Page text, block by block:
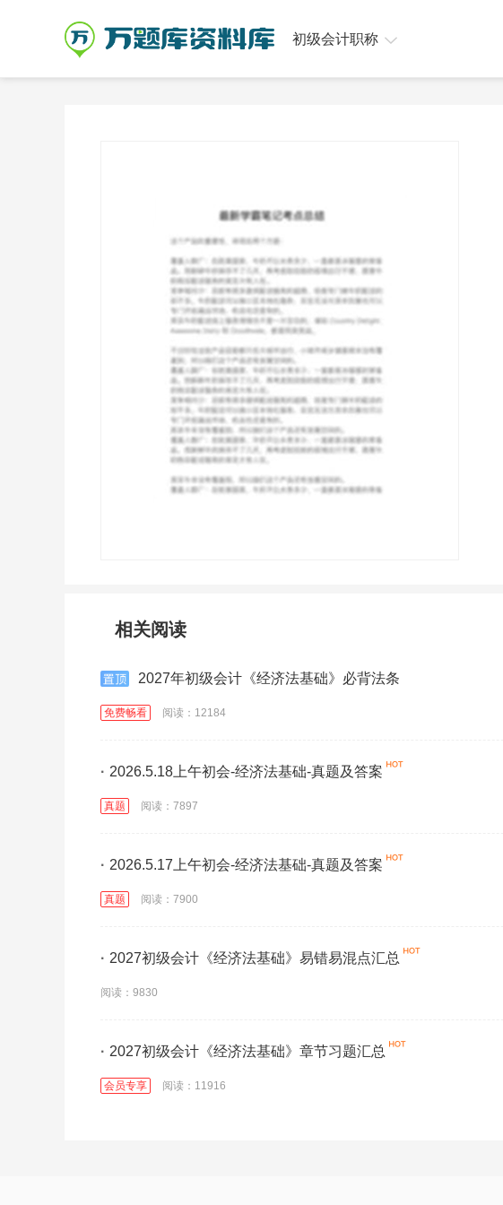
初级会计职称
相关阅读
2027年初级会计《经济法基础》必背法条
免费畅看 阅读：12184
· 2026.5.18上午初会-经济法基础-真题及答案
真题 阅读：7897
· 2026.5.17上午初会-经济法基础-真题及答案
真题 阅读：7900
· 2027初级会计《经济法基础》易错易混点汇总
阅读：9830
· 2027初级会计《经济法基础》章节习题汇总
会员专享 阅读：11916